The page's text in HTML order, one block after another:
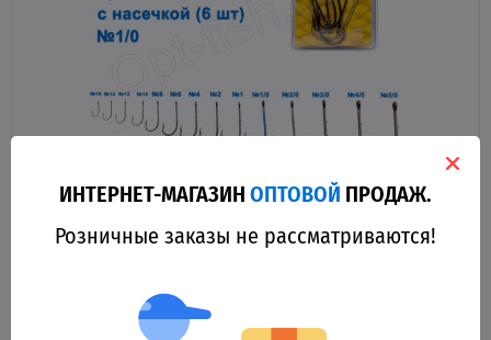
34289
Крючок Goss Baitholder Силовой с насечкой (6шт) 11014 BN
ИНТЕРНЕТ-МАГАЗИНОПТОВОЙ ПРОДАЖ.
Розничные заказы не рассматриваются!